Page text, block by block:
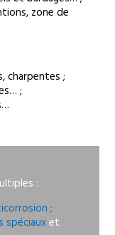
zone de
charpentes ;
;
:
;
et